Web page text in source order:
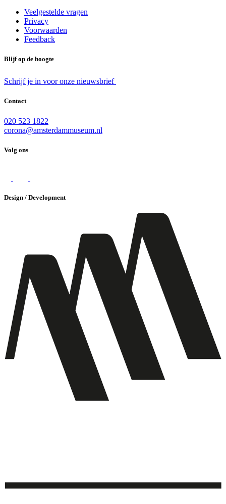
Veelgestelde vragen
Privacy
Voorwaarden
Feedback
Blijf op de hoogte
Schrijf je in voor onze nieuwsbrief
Contact
020 523 1822
corona@amsterdammuseum.nl
Volg ons
Design / Development